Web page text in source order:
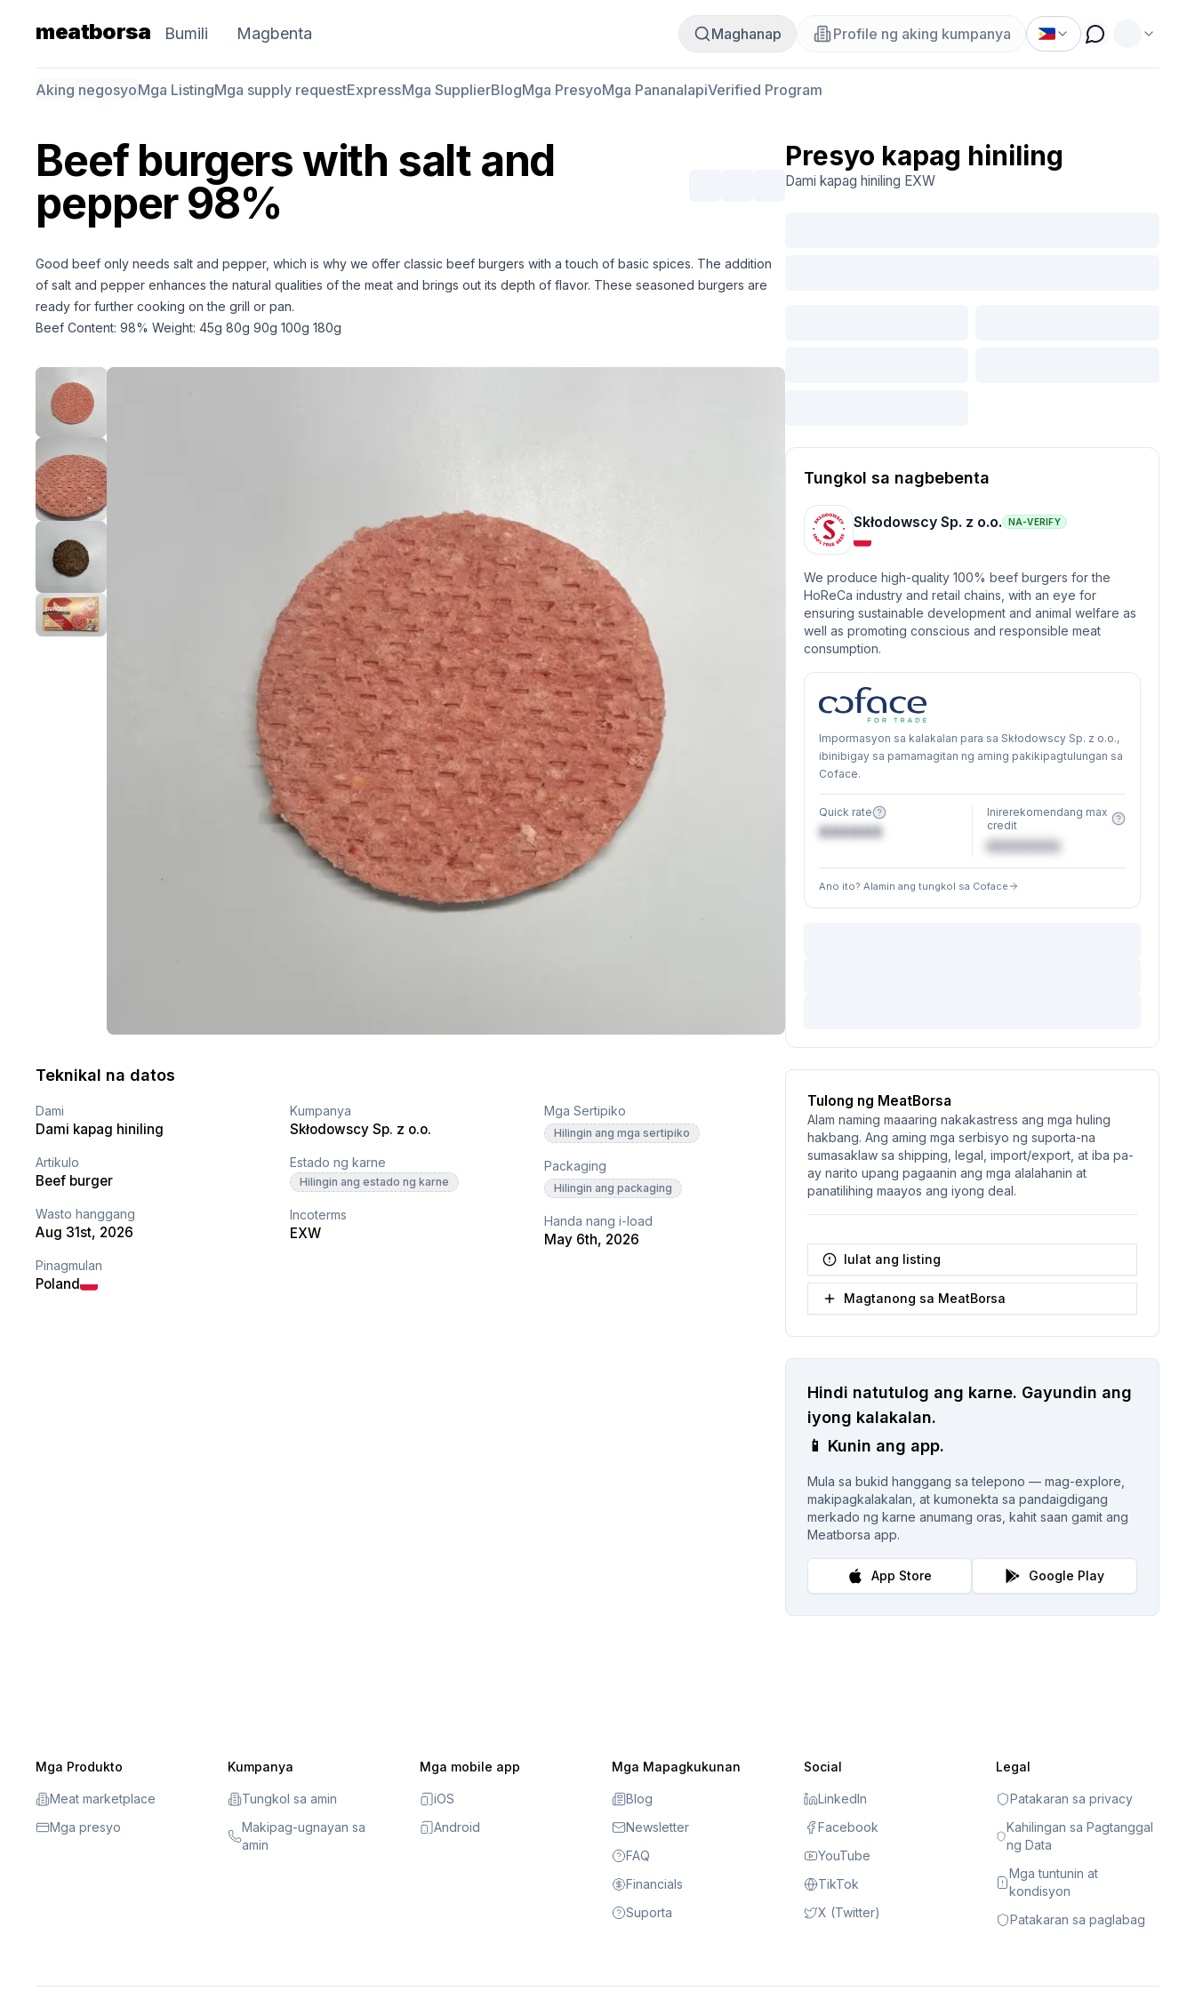
meatborsa Bumili Magbenta Maghanap Profile ng aking kumpanya
Aking negosyoMga ListingMga supply requestExpressMga SupplierBlogMga PresyoMga PananalapiVerified Program
Beef burgers with salt and
pepper 98%
Good beef only needs salt and pepper, which is why we offer classic beef burgers with a touch of basic spices. The addition
of salt and pepper enhances the natural qualities of the meat and brings out its depth of flavor. These seasoned burgers are
ready for further cooking on the grill or pan.
Beef Content: 98% Weight: 45g 80g 90g 100g 180g
Teknikal na datos
Dami
Dami kapag hiniling
Artikulo
Beef burger
Wasto hanggang
Aug 31st, 2026
Pinagmulan
Poland
Kumpanya
Skłodowscy Sp. z o.o.
Estado ng karne
Hilingin ang estado ng karne
Incoterms
EXW
Mga Sertipiko
Hilingin ang mga sertipiko
Packaging
Hilingin ang packaging
Handa nang i-load
May 6th, 2026
Presyo kapag hiniling
Dami kapag hiniling EXW
Tungkol sa nagbebenta
Skłodowscy Sp. z o.o. NA-VERIFY
We produce high-quality 100% beef burgers for the
HoReCa industry and retail chains, with an eye for
ensuring sustainable development and animal welfare as
well as promoting conscious and responsible meat
consumption.
Impormasyon sa kalakalan para sa Skłodowscy Sp. z o.o.,
ibinibigay sa pamamagitan ng aming pakikipagtulungan sa
Coface.
Quick rate
XXXXXX
Inirerekomendang max
credit
Ano ito? Alamin ang tungkol sa Coface
Tulong ng MeatBorsa
Alam naming maaaring nakakastress ang mga huling
hakbang. Ang aming mga serbisyo ng suporta-na
sumasaklaw sa shipping, legal, import/export, at iba pa-
ay narito upang pagaanin ang mga alalahanin at
panatilihing maayos ang iyong deal.
Iulat ang listing
Magtanong sa MeatBorsa
Hindi natutulog ang karne. Gayundin ang
iyong kalakalan.
📱 Kunin ang app.
Mula sa bukid hanggang sa telepono — mag-explore,
makipagkalakalan, at kumonekta sa pandaigdigang
merkado ng karne anumang oras, kahit saan gamit ang
Meatborsa app.
App Store Google Play
Mga Produkto
Meat marketplace
Mga presyo
Kumpanya
Tungkol sa amin
Makipag-ugnayan sa
amin
Mga mobile app
iOS
Android
Mga Mapagkukunan
Blog
Newsletter
FAQ
Financials
Suporta
Social
LinkedIn
Facebook
YouTube
TikTok
X (Twitter)
Legal
Patakaran sa privacy
Kahilingan sa Pagtanggal
ng Data
Mga tuntunin at
kondisyon
Patakaran sa paglabag